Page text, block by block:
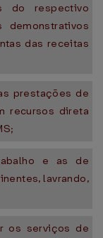
do respectivo
demonstrativos
das receitas
prestações de
recursos direta
e as de
lavrando,
os serviços de